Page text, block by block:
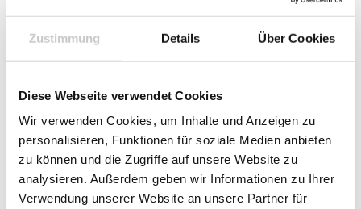
Zustimmung Details Über Cookies
Diese Webseite verwendet Cookies
Wir verwenden Cookies, um Inhalte und Anzeigen zu
personalisieren, Funktionen für soziale Medien anbieten
zu können und die Zugriffe auf unsere Website zu
analysieren. Außerdem geben wir Informationen zu Ihrer
Verwendung unserer Website an unsere Partner für
Spielzimmer 11,22 m2
Überdachte Fläche Aussenbereich 26,60 m
GESAMT BEBAUTE FLÄCHE 342,17 m